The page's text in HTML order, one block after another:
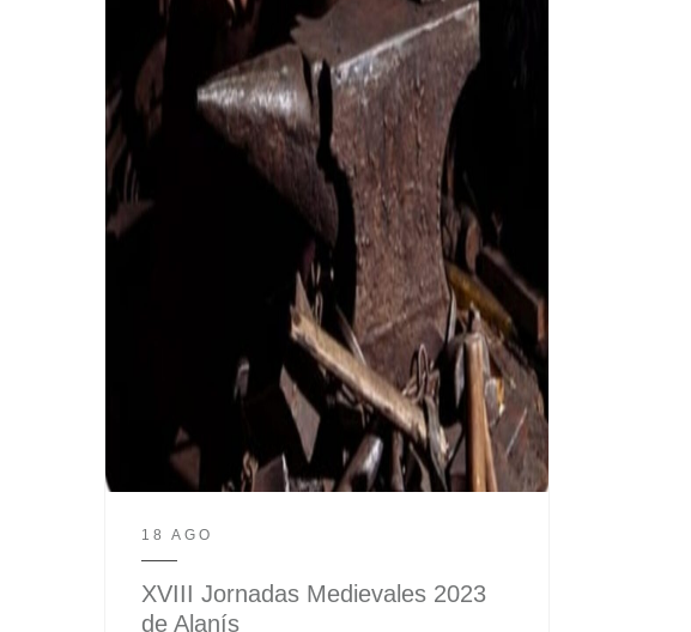
18 AGO
XVIII Jornadas Medievales 2023
de Alanís